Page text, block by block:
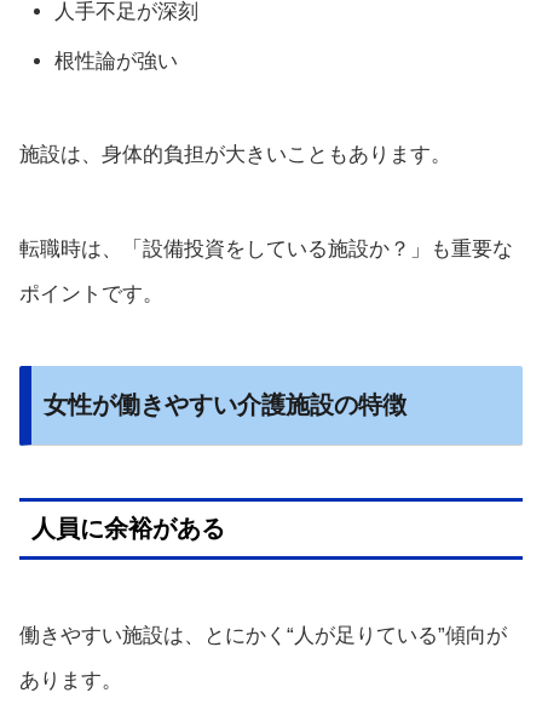
人手不足が深刻
根性論が強い
施設は、身体的負担が大きいこともあります。
転職時は、「設備投資をしている施設か？」も重要な
ポイントです。
女性が働きやすい介護施設の特徴
人員に余裕がある
働きやすい施設は、とにかく“人が足りている”傾向が
あります。